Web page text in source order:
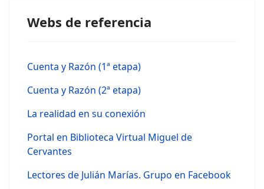
Webs de referencia
Cuenta y Razón (1ª etapa)
Cuenta y Razón (2ª etapa)
La realidad en su conexión
Portal en Biblioteca Virtual Miguel de
Cervantes
Lectores de Julián Marías. Grupo en Facebook